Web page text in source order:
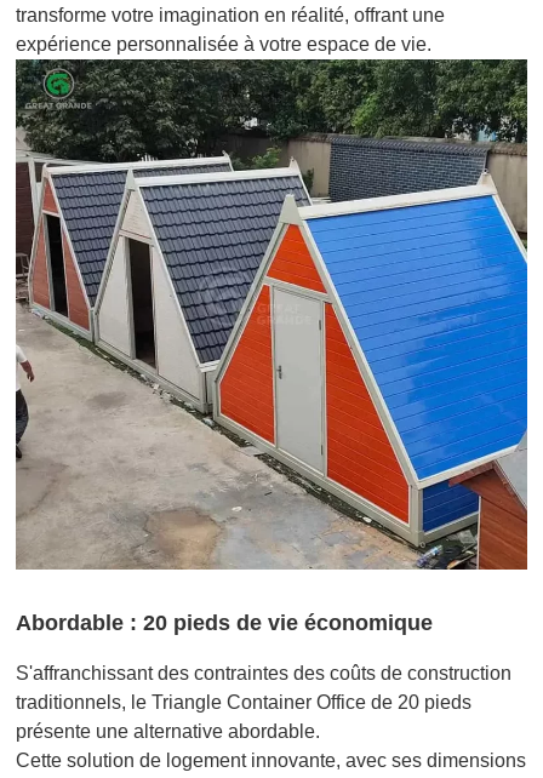
transforme votre imagination en réalité, offrant une
expérience personnalisée à votre espace de vie.
Abordable : 20 pieds de vie économique
S'affranchissant des contraintes des coûts de construction
traditionnels, le Triangle Container Office de 20 pieds
présente une alternative abordable.
Cette solution de logement innovante, avec ses dimensions